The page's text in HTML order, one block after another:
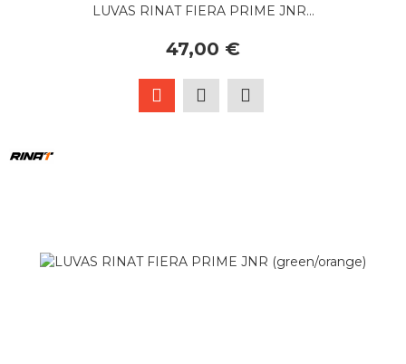
LUVAS RINAT FIERA PRIME JNR...
47,00 €